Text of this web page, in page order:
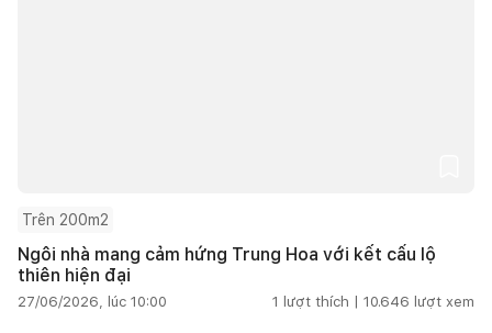
Trên 200m2
Ngôi nhà mang cảm hứng Trung Hoa với kết cấu lộ
thiên hiện đại
27/06/2026, lúc 10:00 1 lượt thích | 10.646 lượt xem